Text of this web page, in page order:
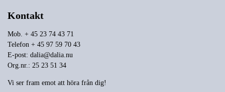
Kontakt
Mob. + 45 23 74 43 71
Telefon + 45 97 59 70 43
E-post: dalia@dalia.nu
Org.nr.: 25 23 51 34
Vi ser fram emot att höra från dig!